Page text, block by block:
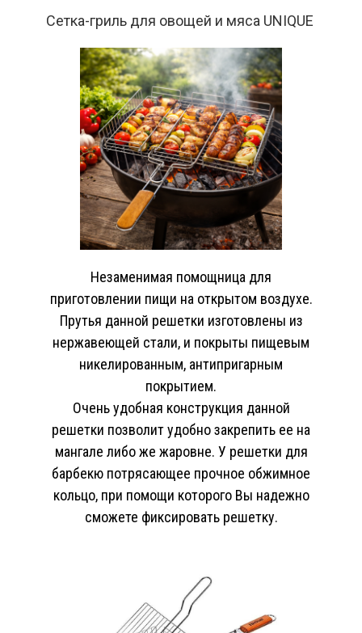
Сетка-гриль для овощей и мяса UNIQUE
Незаменимая помощница для
приготовлении пищи на открытом воздухе.
Прутья данной решетки изготовлены из
нержавеющей стали, и покрыты пищевым
никелированным, антипригарным
покрытием.
Очень удобная конструкция данной
решетки позволит удобно закрепить ее на
мангале либо же жаровне. У решетки для
барбекю потрясающее прочное обжимное
кольцо, при помощи которого Вы надежно
сможете фиксировать решетку.